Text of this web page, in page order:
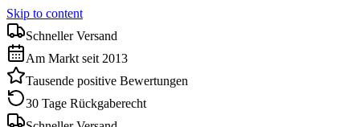
Skip to content
Schneller Versand
Am Markt seit 2013
Tausende positive Bewertungen
30 Tage Rückgaberecht